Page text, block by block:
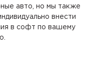
авто, но мы также
внести
в софт по вашему